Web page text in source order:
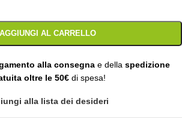
AGGIUNGI AL CARRELLO
alla consegna e della spedizione
oltre le 50€di spesa!
alla lista dei desideri